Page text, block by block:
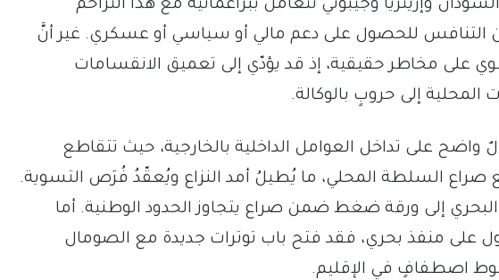
وإريتريا وجيبوتي تتعامل ببراغماتية مع هذا التزاحُم
التنافس للحصول على دعم مالي أو سياسي أو عسكري. غير أنَّ
على مخاطر حقيقية، إذ قد يؤدّي إلى تعميق الانقسامات
المحلية إلى حروبٍ بالوكالة.
واضح على تداخل العوامل الداخلية بالخارجية، حيث تتقاطع
صراع السلطة المحلي، ما يُطيلُ أمد النزاع ويُعقّدُ فُرَص التسوية.
إلى ورقة ضغط ضمن صراع يتجاوز الحدود الوطنية. أما
على منفذ بحري، فقد فتح باب توترات جديدة مع الصومال
اصطفافٍ في الإقليم.